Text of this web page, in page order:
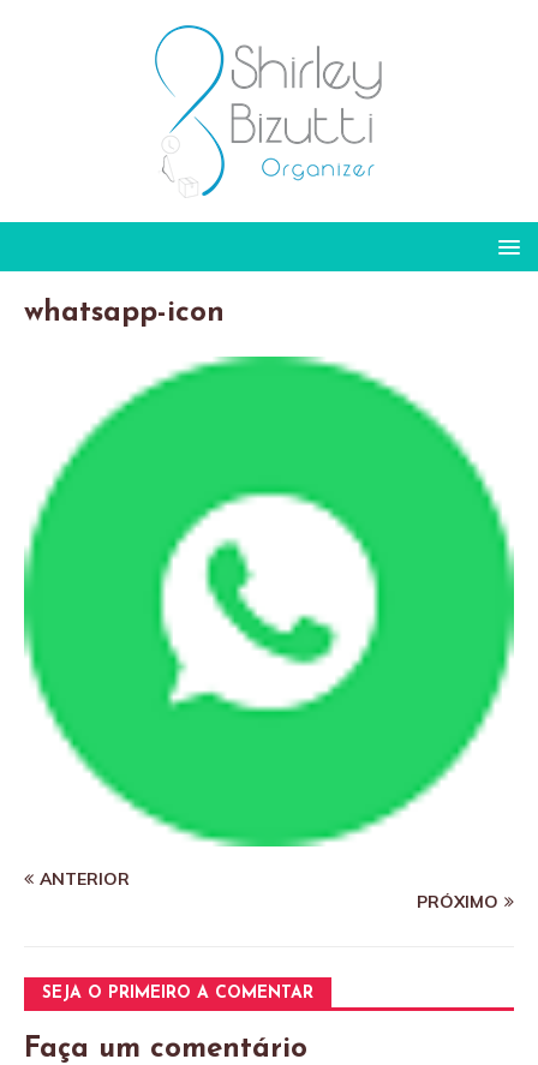
whatsapp-icon
ANTERIOR
PRÓXIMO
SEJA O PRIMEIRO A COMENTAR
Faça um comentário